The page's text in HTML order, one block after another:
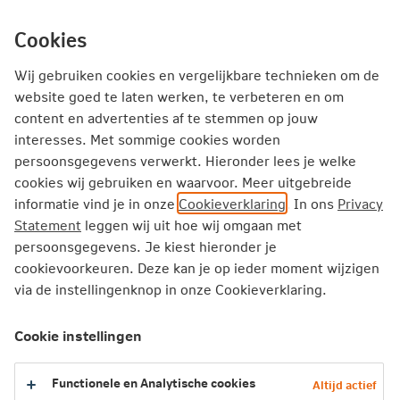
direct
naar
Producten Service en Contact Inspiratie
Particulier Zorgverzekering
Vergoedingen
Geriatrische revalidatiezorg
Geriatrische revalidatiezorg
Geriatrische revalidatiezorg is de zorg voor kwetsbare
ouderen. In een revalidatie-instelling krijg je meerdere
soorten zorg tegelijk, bijvoorbeeld van een
2026
Cookies
Wij gebruiken cookies en vergelijkbare technieken om de
website goed te laten werken, te verbeteren en om
content en advertenties af te stemmen op jouw
interesses. Met sommige cookies worden
persoonsgegevens verwerkt. Hieronder lees je welke
cookies wij gebruiken en waarvoor. Meer uitgebreide
informatie vind je in onze Cookieverklaring. In ons Privacy
Statement leggen wij uit hoe wij omgaan met
persoonsgegevens. Je kiest hieronder je
cookievoorkeuren. Deze kan je op ieder moment wijzigen
via de instellingenknop in onze Cookieverklaring.
Cookie instellingen
Functionele en Analytische cookies Altijd actief